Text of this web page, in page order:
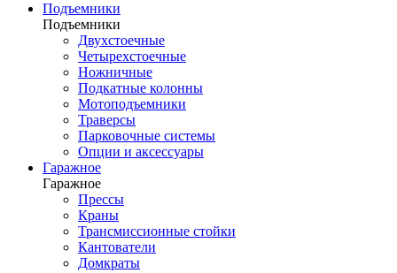
Подъемники
Подъемники
Двухстоечные
Четырехстоечные
Ножничные
Подкатные колонны
Мотоподъемники
Траверсы
Парковочные системы
Опции и аксессуары
Гаражное
Гаражное
Прессы
Краны
Трансмиссионные стойки
Кантователи
Домкраты